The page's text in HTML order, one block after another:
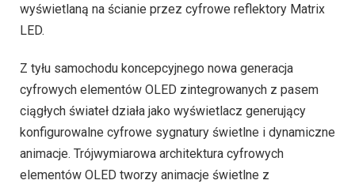
wyświetlaną na ścianie przez cyfrowe reflektory Matrix
LED.
Z tyłu samochodu koncepcyjnego nowa generacja
cyfrowych elementów OLED zintegrowanych z pasem
ciągłych świateł działa jako wyświetlacz generujący
konfigurowalne cyfrowe sygnatury świetlne i dynamiczne
animacje. Trójwymiarowa architektura cyfrowych
elementów OLED tworzy animacje świetlne z